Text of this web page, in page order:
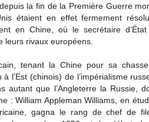
la fin de la Première Guerre
étaient en effet fermement
en Chine, où le secrétaire d’État
leurs rivaux européens.
tenant la Chine pour sa
à l’Est (chinois) de l’impérialisme
autant que l’Angleterre la Russie,
: William Appleman Williams, en
gagna le rang de chef de